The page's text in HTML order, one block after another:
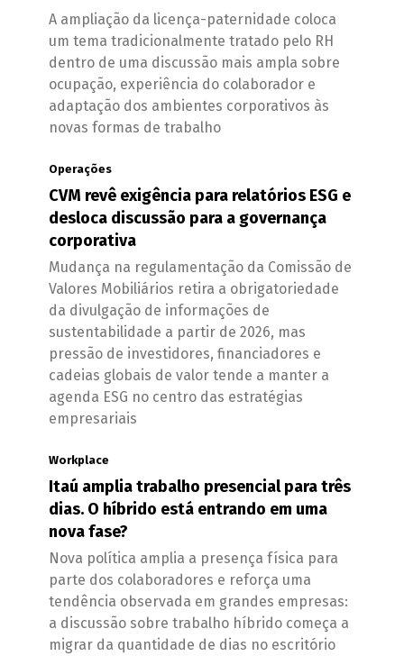
A ampliação da licença-paternidade coloca
um tema tradicionalmente tratado pelo RH
dentro de uma discussão mais ampla sobre
ocupação, experiência do colaborador e
adaptação dos ambientes corporativos às
novas formas de trabalho
Operações
CVM revê exigência para relatórios ESG e
desloca discussão para a governança
corporativa
Mudança na regulamentação da Comissão de
Valores Mobiliários retira a obrigatoriedade
da divulgação de informações de
sustentabilidade a partir de 2026, mas
pressão de investidores, financiadores e
cadeias globais de valor tende a manter a
agenda ESG no centro das estratégias
empresariais
Workplace
Itaú amplia trabalho presencial para três
dias. O híbrido está entrando em uma
nova fase?
Nova política amplia a presença física para
parte dos colaboradores e reforça uma
tendência observada em grandes empresas:
a discussão sobre trabalho híbrido começa a
migrar da quantidade de dias no escritório